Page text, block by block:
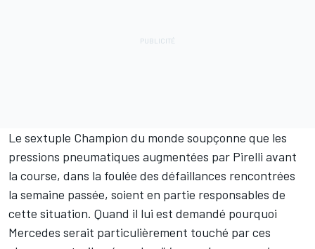
Le sextuple Champion du monde soupçonne que les
pressions pneumatiques augmentées par Pirelli avant
la course, dans la foulée des défaillances rencontrées
la semaine passée, soient en partie responsables de
cette situation. Quand il lui est demandé pourquoi
Mercedes serait particulièrement touché par ces